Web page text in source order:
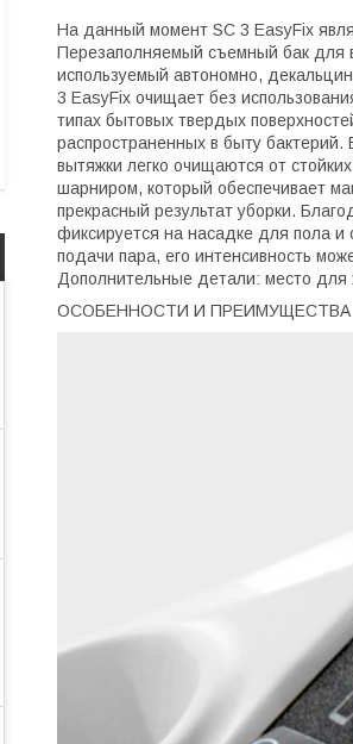
На данный момент SC 3 EasyFix
Перезаполняемый съемный бак для
используемый автономно,
3 EasyFix очищает без
типах бытовых твердых
распространенных в быту бактерий.
вытяжки легко очищаются от
шарниром, который обеспечивает
прекрасный результат уборки.
фиксируется на насадке для пола и
подачи пара, его интенсивность
Дополнительные детали: место для
ОСОБЕННОСТИ И ПРЕИМУЩЕСТВА